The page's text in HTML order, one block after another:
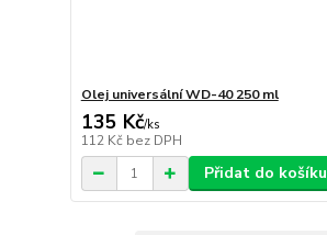
Olej universální WD-40 250 ml
135 Kč/ks
112 Kč bez DPH
Přidat do košíku